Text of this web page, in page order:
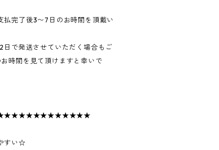
払完了後3〜7日のお時間を頂戴い
日で発送させていただく場合もご
時間を見て頂けますと幸いで
すい☆